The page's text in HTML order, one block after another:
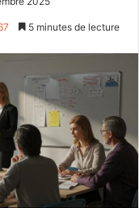
5 minutes de lecture